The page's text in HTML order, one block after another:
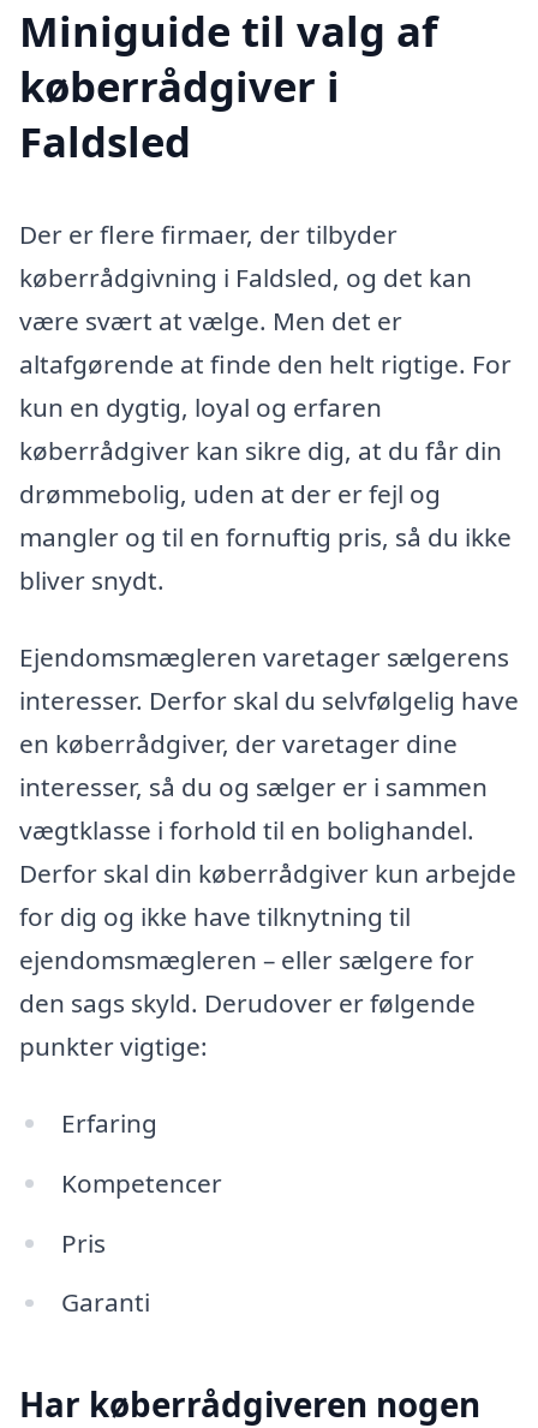
Miniguide til valg af
køberrådgiver i
Faldsled
Der er flere firmaer, der tilbyder
køberrådgivning i Faldsled, og det kan
være svært at vælge. Men det er
altafgørende at finde den helt rigtige. For
kun en dygtig, loyal og erfaren
køberrådgiver kan sikre dig, at du får din
drømmebolig, uden at der er fejl og
mangler og til en fornuftig pris, så du ikke
bliver snydt.
Ejendomsmægleren varetager sælgerens
interesser. Derfor skal du selvfølgelig have
en køberrådgiver, der varetager dine
interesser, så du og sælger er i sammen
vægtklasse i forhold til en bolighandel.
Derfor skal din køberrådgiver kun arbejde
for dig og ikke have tilknytning til
ejendomsmægleren – eller sælgere for
den sags skyld. Derudover er følgende
punkter vigtige:
Erfaring
Kompetencer
Pris
Garanti
Har køberrådgiveren nogen